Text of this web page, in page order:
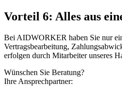
Vorteil 6: Alles aus
Bei AIDWORKER haben Sie nur
Vertragsbearbeitung,
erfolgen durch Mitarbeiter unseres
Wünschen Sie Beratung?
Ihre Ansprechpartner: